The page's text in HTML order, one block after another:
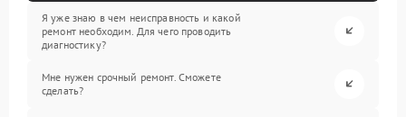
Я уже знаю в чем неисправность и какой
ремонт необходим. Для чего проводить
диагностику?
Мне нужен срочный ремонт. Сможете
сделать?